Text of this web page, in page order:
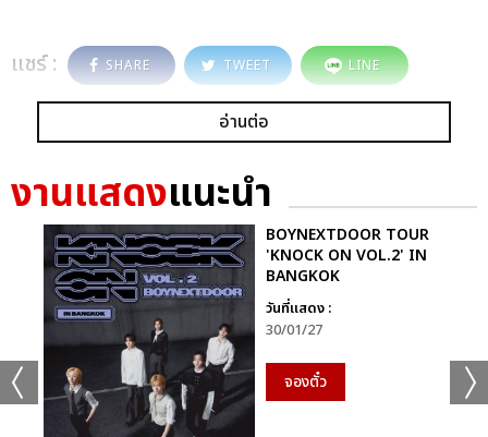
แชร์ : SHARE TWEET LINE
อ่านต่อ
งานแสดงแนะนำ
BOYNEXTDOOR TOUR
'KNOCK ON VOL.2' IN
BANGKOK
วันที่แสดง :
30/01/27
จองตั๋ว